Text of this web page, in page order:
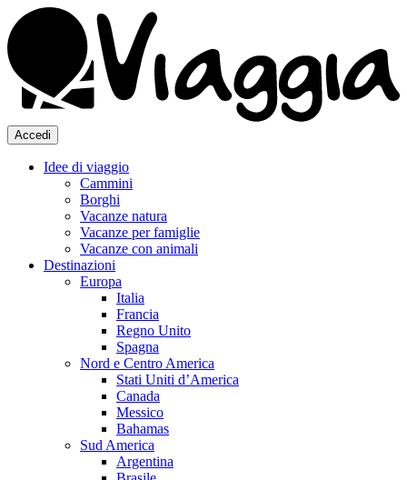
Accedi
Idee di viaggio
Cammini
Borghi
Vacanze natura
Vacanze per famiglie
Vacanze con animali
Destinazioni
Europa
Italia
Francia
Regno Unito
Spagna
Nord e Centro America
Stati Uniti d’America
Canada
Messico
Bahamas
Sud America
Argentina